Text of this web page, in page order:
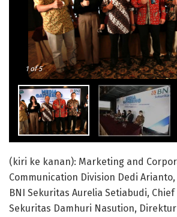
1of 5
(kiri ke kanan): Marketing and
Communication Division Dedi
BNI Sekuritas Aurelia Setiabudi,
Sekuritas Damhuri Nasution,